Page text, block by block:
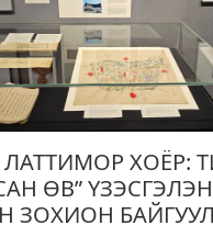
ЛАТТИМОР ХОЁР:
ӨВ”
ЗОХИОН